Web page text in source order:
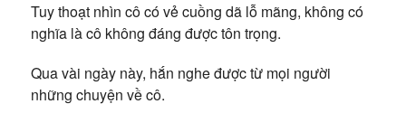
Tuy thoạt nhìn cô có vẻ cuồng dã lỗ mãng, không có
nghĩa là cô không đáng được tôn trọng.
Qua vài ngày này, hắn nghe được từ mọi người
những chuyện về cô.